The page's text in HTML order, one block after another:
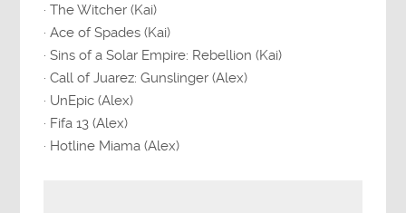
· The Witcher (Kai)
· Ace of Spades (Kai)
· Sins of a Solar Empire: Rebellion (Kai)
· Call of Juarez: Gunslinger (Alex)
· UnEpic (Alex)
· Fifa 13 (Alex)
· Hotline Miama (Alex)